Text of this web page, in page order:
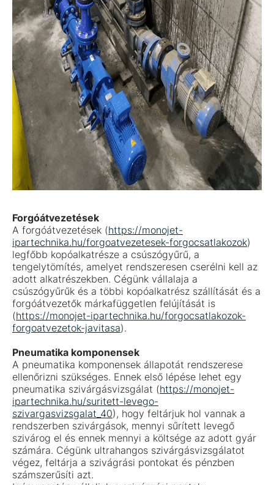
Forgóátvezetések
A forgóátvezetések (https://monojet-
ipartechnika.hu/forgoatvezetesek-forgocsatlakozok)
legfőbb kopóalkatrésze a csúszógyűrű, a
tengelytömítés, amelyet rendszeresen cserélni kell az
adott alkatrészekben. Cégünk vállalaja a
csúszógyűrűk és a többi kopóalkatrész szállítását és a
forgóátvezetők márkafüggetlen felújítását is
(https://monojet-ipartechnika.hu/forgocsatlakozok-
forgoatvezetok-javitasa).
Pneumatika komponensek
A pneumatika komponensek állapotát rendszerese
ellenőrizni szükséges. Ennek első lépése lehet egy
pneumatika szivárgásvizsgálat (https://monojet-
ipartechnika.hu/suritett-levego-
szivargasvizsgalat_40), hogy feltárjuk hol vannak a
rendszerben szivárgások, mennyi sűrített levegő
szivárog el és ennek mennyi a költsége az adott gyár
számára. Cégünk ultrahangos szivárgásvizsgálatot
végez, feltárja a szivágrási pontokat és pénzben
számszerűsíti azt.